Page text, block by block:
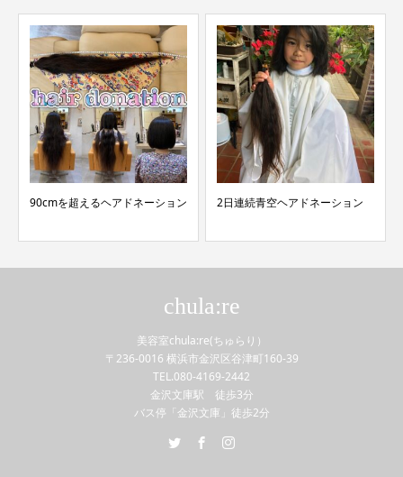
90cmを超えるヘアドネーション 2日連続青空ヘアドネーション
chula:re
美容室chula:re(ちゅらり）
〒236-0016 横浜市金沢区谷津町160-39
TEL.080-4169-2442
金沢文庫駅 徒歩3分
バス停「金沢文庫」徒歩2分